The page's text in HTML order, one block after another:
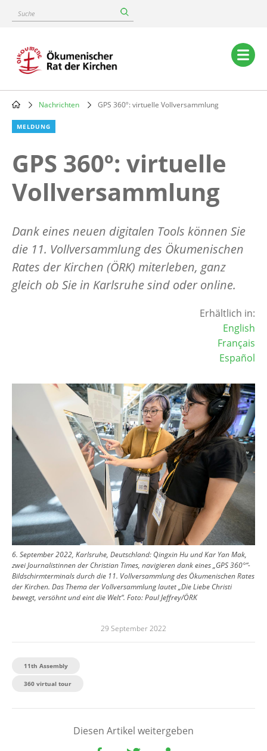
content
Suche
Main
navigation
Breadcrumb
Nachrichten GPS 360º: virtuelle Vollversammlung
MELDUNG
GPS 360º: virtuelle
Vollversammlung
Dank eines neuen digitalen Tools können Sie
die 11. Vollversammlung des Ökumenischen
Rates der Kirchen (ÖRK) miterleben, ganz
gleich ob Sie in Karlsruhe sind oder online.
Erhältlich in:
English
Français
Español
6. September 2022, Karlsruhe, Deutschland: Qingxin Hu und Kar Yan Mak,
zwei Journalistinnen der Christian Times, navigieren dank eines „GPS 360°“-
Bildschirmterminals durch die 11. Vollversammlung des Ökumenischen Rates
der Kirchen. Das Thema der Vollversammlung lautet „Die Liebe Christi
bewegt, versöhnt und eint die Welt“. Foto:Paul Jeffrey/ÖRK
29 September 2022
11th Assembly
360 virtual tour
Diesen Artikel weitergeben